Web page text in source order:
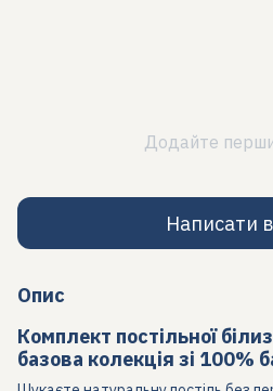
Додайте
Написати
Опис
Комплект постільної
базова колекція зі 100%